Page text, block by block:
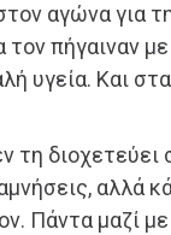
αγώνα για
πήγαιναν
υγεία. Και
τη
αλλά
Πάντα μαζί